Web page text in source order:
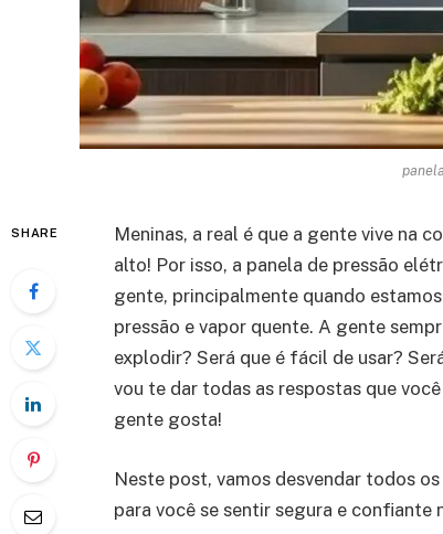
SHARE
Meninas, a real é que a gente vive na
alto! Por isso, a panela de pressão
gente, principalmente quando
pressão e vapor quente. A gente
explodir? Será que é fácil de usar?
vou te dar todas as respostas que
gente gosta!
Neste post, vamos desvendar todos
para você se sentir segura e confiante